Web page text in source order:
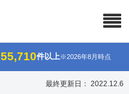
55,710件以上※2026年8月時点
最終更新日： 2022.12.6